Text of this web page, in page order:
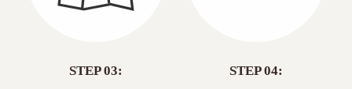
STEP 03: STEP 04: